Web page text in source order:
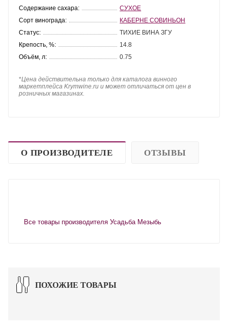
Содержание сахара:
СУХОЕ
Сорт винограда:
КАБЕРНЕ СОВИНЬОН
Статус:
ТИХИЕ ВИНА ЗГУ
Крепость, %:
14.8
Объём, л:
0.75
*Цена действительна только для каталога винного
маркетплейса Krymwine.ru и может отличаться от цен в
розничных магазинах.
О ПРОИЗВОДИТЕЛЕ ОТЗЫВЫ
Все товары производителя Усадьба Мезыбь
ПОХОЖИЕ ТОВАРЫ